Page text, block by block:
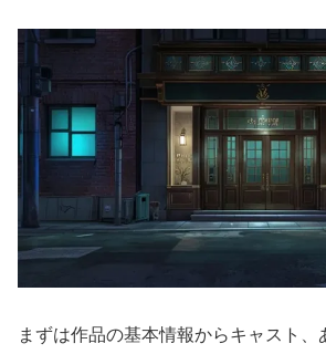
まずは作品の基本情報からキャスト、